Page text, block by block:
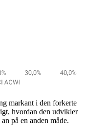
markant i den forkerte
hvordan den udvikler
på en anden måde.